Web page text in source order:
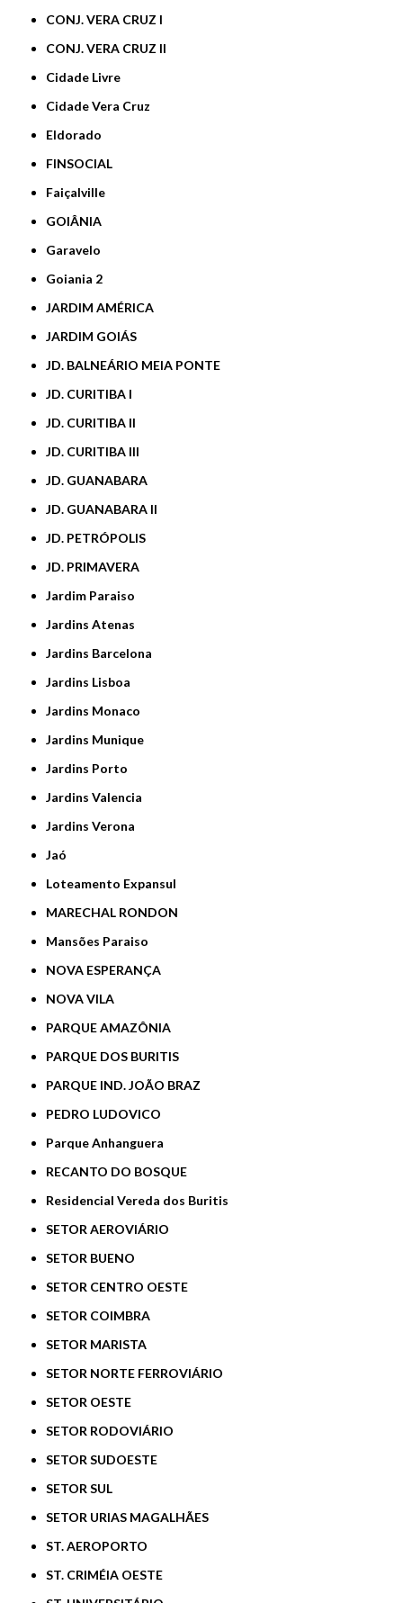
CONJ. VERA CRUZ I
CONJ. VERA CRUZ II
Cidade Livre
Cidade Vera Cruz
Eldorado
FINSOCIAL
Faiçalville
GOIÂNIA
Garavelo
Goiania 2
JARDIM AMÉRICA
JARDIM GOIÁS
JD. BALNEÁRIO MEIA PONTE
JD. CURITIBA I
JD. CURITIBA II
JD. CURITIBA III
JD. GUANABARA
JD. GUANABARA II
JD. PETRÓPOLIS
JD. PRIMAVERA
Jardim Paraiso
Jardins Atenas
Jardins Barcelona
Jardins Lisboa
Jardins Monaco
Jardins Munique
Jardins Porto
Jardins Valencia
Jardins Verona
Jaó
Loteamento Expansul
MARECHAL RONDON
Mansões Paraiso
NOVA ESPERANÇA
NOVA VILA
PARQUE AMAZÔNIA
PARQUE DOS BURITIS
PARQUE IND. JOÃO BRAZ
PEDRO LUDOVICO
Parque Anhanguera
RECANTO DO BOSQUE
Residencial Vereda dos Buritis
SETOR AEROVIÁRIO
SETOR BUENO
SETOR CENTRO OESTE
SETOR COIMBRA
SETOR MARISTA
SETOR NORTE FERROVIÁRIO
SETOR OESTE
SETOR RODOVIÁRIO
SETOR SUDOESTE
SETOR SUL
SETOR URIAS MAGALHÃES
ST. AEROPORTO
ST. CRIMÉIA OESTE